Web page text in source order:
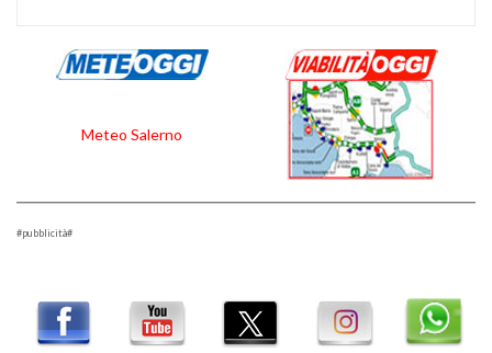
Meteo Salerno
#pubblicità#